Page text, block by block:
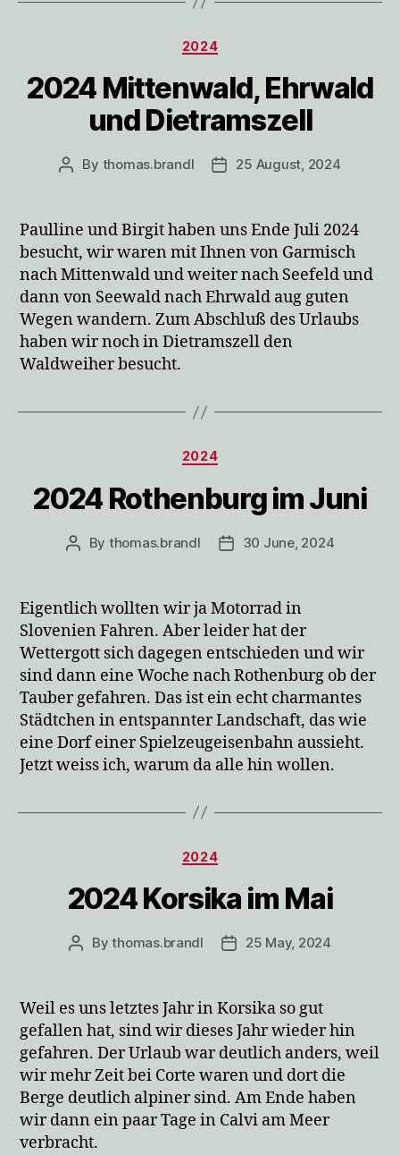
Categories
2024
2024 Mittenwald, Ehrwald
und Dietramszell
Post
By thomas.brandl
Post25 August, 2024
Paulline und Birgit haben uns Ende Juli 2024
besucht, wir waren mit Ihnen von Garmisch
nach Mittenwald und weiter nach Seefeld und
dann von Seewald nach Ehrwald aug guten
Wegen wandern. Zum Abschluß des Urlaubs
haben wir noch in Dietramszell den
Waldweiher besucht.
Categories
2024
2024 Rothenburg im Juni
Post
By thomas.brandl
Post30 June, 2024
Eigentlich wollten wir ja Motorrad in
Slovenien Fahren. Aber leider hat der
Wettergott sich dagegen entschieden und wir
sind dann eine Woche nach Rothenburg ob der
Tauber gefahren. Das ist ein echt charmantes
Städtchen in entspannter Landschaft, das wie
eine Dorf einer Spielzeugeisenbahn aussieht.
Jetzt weiss ich, warum da alle hin wollen.
Categories
2024
2024 Korsika im Mai
PostBythomas.brandl
Post25 May, 2024
Weil es uns letztes Jahr in Korsika so gut
gefallen hat, sind wir dieses Jahr wieder hin
gefahren. Der Urlaub war deutlich anders, weil
wir mehr Zeit bei Corte waren und dort die
Berge deutlich alpiner sind. Am Ende haben
wir dann ein paar Tage in Calvi am Meer
verbracht.